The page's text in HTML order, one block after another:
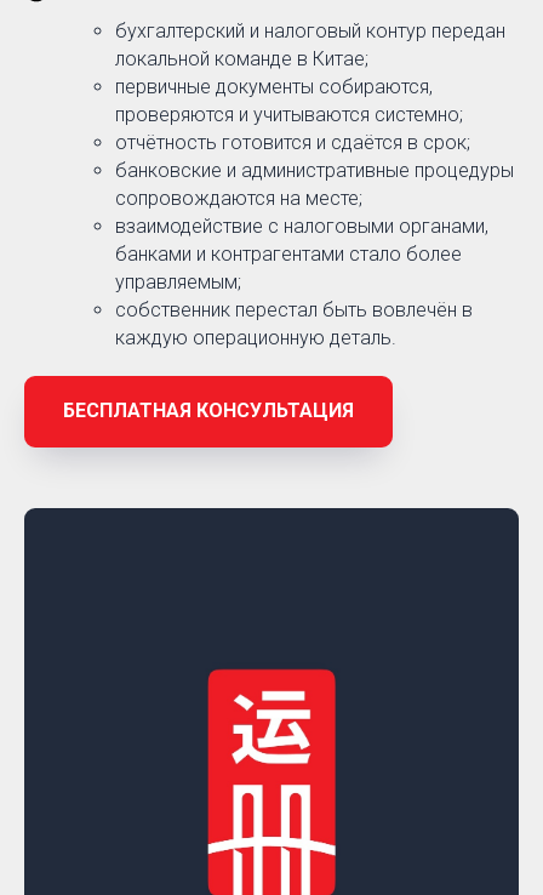
бухгалтерский и налоговый контур передан
локальной команде в Китае;
первичные документы собираются,
проверяются и учитываются системно;
отчётность готовится и сдаётся в срок;
банковские и административные процедуры
сопровождаются на месте;
взаимодействие с налоговыми органами,
банками и контрагентами стало более
управляемым;
собственник перестал быть вовлечён в
каждую операционную деталь.
БЕСПЛАТНАЯ КОНСУЛЬТАЦИЯ